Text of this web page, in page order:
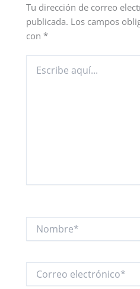
Tu dirección de correo
publicada. Los campos
con*
aquí...
Nombre*
electrónico*